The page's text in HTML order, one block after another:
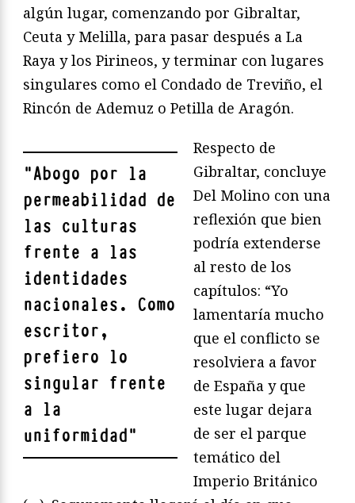
algún lugar, comenzando por Gibraltar,
Ceuta y Melilla, para pasar después a La
Raya y los Pirineos, y terminar con lugares
singulares como el Condado de Treviño, el
Rincón de Ademuz o Petilla de Aragón.
"Abogo por la
permeabilidad de
las culturas
frente a las
identidades
nacionales. Como
escritor,
prefiero lo
singular frente
a la
uniformidad"
Respecto de
Gibraltar, concluye
Del Molino con una
reflexión que bien
podría extenderse
al resto de los
capítulos: “Yo
lamentaría mucho
que el conflicto se
resolviera a favor
de España y que
este lugar dejara
de ser el parque
temático del
Imperio Británico